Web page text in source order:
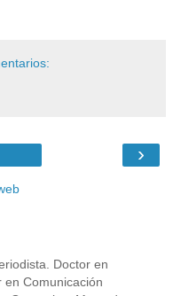
›
Doctor en
en Comunicación